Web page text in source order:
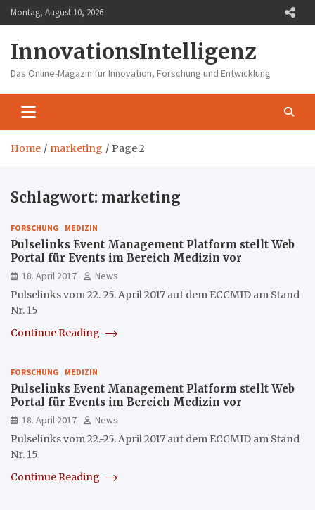
Skip
to
Montag, August 10, 2026
InnovationsIntelligenz
Das Online-Magazin für Innovation, Forschung und Entwicklung
Home marketing Page 2
Schlagwort: marketing
FORSCHUNG MEDIZIN
Pulselinks Event Management Platform stellt Web
Portal für Events im Bereich Medizin vor
18. April 2017
News
Pulselinks vom 22.-25. April 2017 auf dem ECCMID am Stand
Nr. 15
Continue Reading
FORSCHUNG MEDIZIN
Pulselinks Event Management Platform stellt Web
Portal für Events im Bereich Medizin vor
18. April 2017
News
Pulselinks vom 22.-25. April 2017 auf dem ECCMID am Stand
Nr. 15
Continue Reading